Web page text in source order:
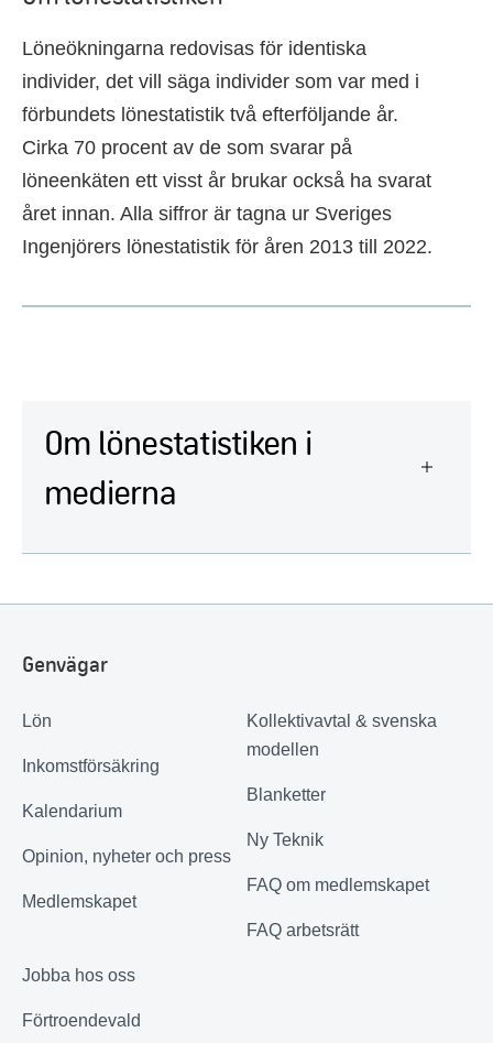
Löneökningarna redovisas för identiska
individer, det vill säga individer som var med i
förbundets lönestatistik två efterföljande år.
Cirka 70 procent av de som svarar på
löneenkäten ett visst år brukar också ha svarat
året innan. Alla siffror är tagna ur Sveriges
Ingenjörers lönestatistik för åren 2013 till 2022.
Om lönestatistiken i
medierna
Genvägar
Lön
Inkomstförsäkring
Kalendarium
Opinion, nyheter och press
Medlemskapet
Kollektivavtal & svenska
modellen
Blanketter
Ny Teknik
FAQ om medlemskapet
FAQ arbetsrätt
Jobba hos oss
Förtroendevald